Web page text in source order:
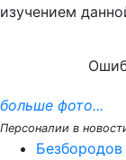
изучением
больше фото...
Персоналии в